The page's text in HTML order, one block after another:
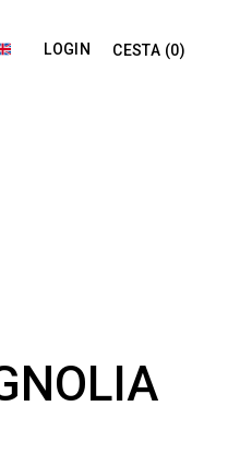
LOGIN CESTA (0)